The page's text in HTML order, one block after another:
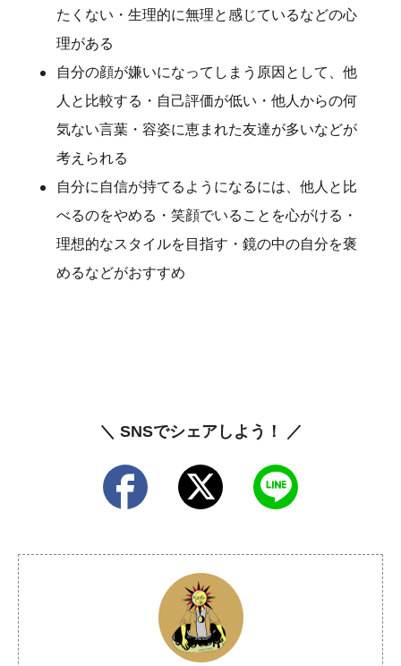
たくない・生理的に無理と感じているなどの心
理がある
自分の顔が嫌いになってしまう原因として、他
人と比較する・自己評価が低い・他人からの何
気ない言葉・容姿に恵まれた友達が多いなどが
考えられる
自分に自信が持てるようになるには、他人と比
べるのをやめる・笑顔でいることを心がける・
理想的なスタイルを目指す・鏡の中の自分を褒
めるなどがおすすめ
＼ SNSでシェアしよう！ ／